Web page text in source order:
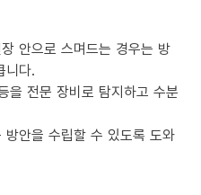
안으로 스며드는 경우는 방
니다.
을 전문 장비로 탐지하고 수분
안을 수립할 수 있도록 도와